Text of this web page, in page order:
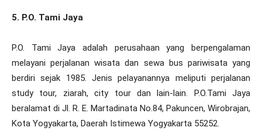
5. P.O. Tami Jaya
P.O. Tami Jaya adalah perusahaan yang berpengalaman
melayani perjalanan wisata dan sewa bus pariwisata yang
berdiri sejak 1985. Jenis pelayanannya meliputi perjalanan
study tour, ziarah, city tour dan lain-lain. P.O.Tami Jaya
beralamat di Jl. R. E. Martadinata No.84, Pakuncen, Wirobrajan,
Kota Yogyakarta, Daerah Istimewa Yogyakarta 55252.